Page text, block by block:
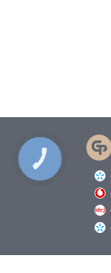
КНОПКА
СВЯЗИ